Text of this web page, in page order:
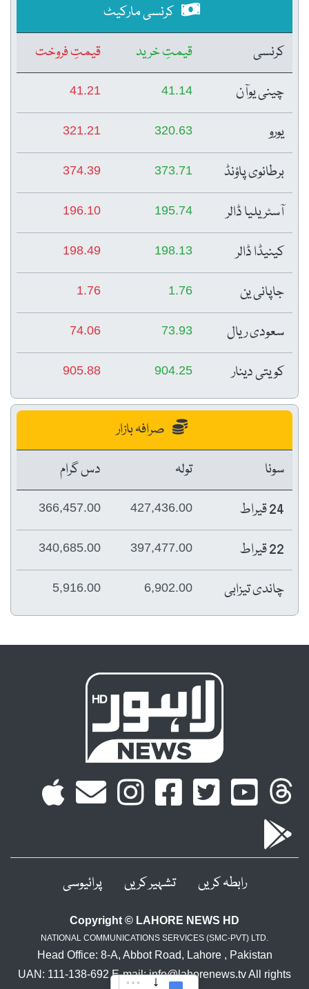
کرنسی مارکیٹ
کرنسی
قیمتِ خرید
قیمتِ فروخت
چینی یوآن
41.14
41.21
یورو 320.63
321.21
برطانوی پاؤنڈ 373.71
374.39
آسٹریلیا ڈالر 195.74
196.10
کینیڈا ڈالر 198.13
198.49
جاپانی ین 1.76
1.76
سعودی ریال 73.93
74.06
کویتی دینار 904.25
905.88
صرافہ بازار
سونا
تولہ
دس گرام
24 قیراط
427,436.00
366,457.00
22 قیراط 397,477.00
340,685.00
چاندی تیزابی 6,902.00
5,916.00
رابطہ کریں تشہیر کریں پرائیوسی
Copyright © LAHORE NEWS HD
NATIONAL COMMUNICATIONS SERVICES (SMC-PVT) LTD.
Head Office: 8-A, Abbot Road, Lahore , Pakistan
UAN: 111-138-692 E-mail: info@lahorenews.tv All rights